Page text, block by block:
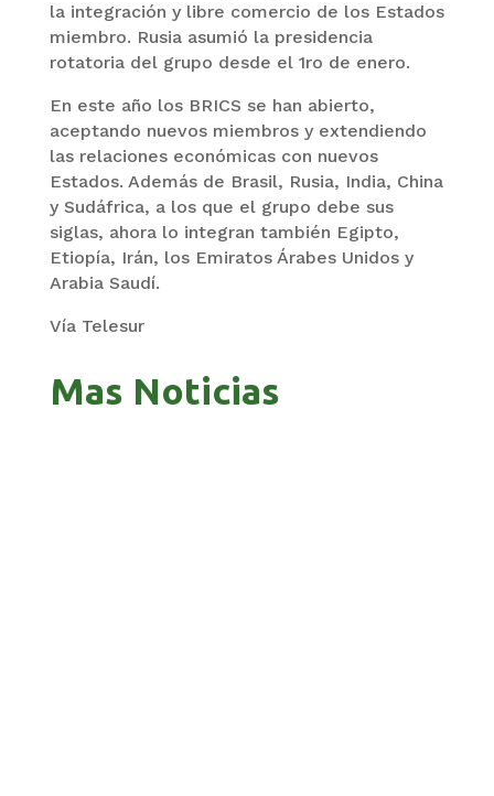
la integración y libre comercio de los Estados
miembro. Rusia asumió la presidencia
rotatoria del grupo desde el 1ro de enero.
En este año los BRICS se han abierto,
aceptando nuevos miembros y extendiendo
las relaciones económicas con nuevos
Estados. Además de Brasil, Rusia, India, China
y Sudáfrica, a los que el grupo debe sus
siglas, ahora lo integran también Egipto,
Etiopía, Irán, los Emiratos Árabes Unidos y
Arabia Saudí.
Vía Telesur
Mas Noticias